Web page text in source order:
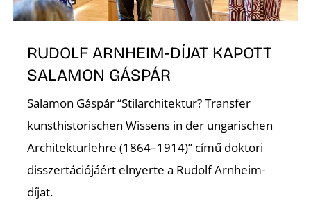
RUDOLF ARNHEIM-DÍJAT KAPOTT
SALAMON GÁSPÁR
Salamon Gáspár “Stilarchitektur? Transfer
kunsthistorischen Wissens in der ungarischen
Architekturlehre (1864–1914)” című doktori
disszertációjáért elnyerte a Rudolf Arnheim-
díjat.